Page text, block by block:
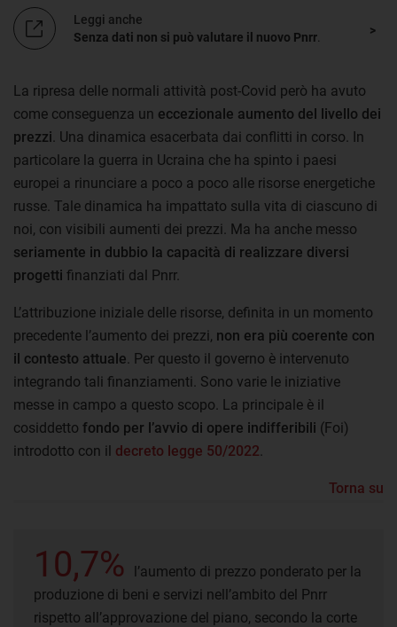
Leggi anche
Senza dati non si può valutare il nuovo Pnrr
La ripresa delle normali attività post-Covid però ha avuto
come conseguenza un eccezionale aumento del livello dei
prezzi . Una dinamica esacerbata dai conflitti in corso. In
particolare la guerra in Ucraina che ha spinto i paesi
europei a rinunciare a poco a poco alle risorse energetiche
russe. Tale dinamica ha impattato sulla vita di ciascuno di
noi, con visibili aumenti dei prezzi. Ma ha anche messo
seriamente in dubbio la capacità di realizzare diversi
progetti finanziati dal Pnrr.
L’attribuzione iniziale delle risorse, definita in un momento
precedente l’aumento dei prezzi, non era più coerente con
il contesto attuale . Per questo il governo è intervenuto
integrando tali finanziamenti. Sono varie le iniziative
messe in campo a questo scopo. La principale è il
cosiddetto fondo per l’avvio di opere indifferibili (Foi)
introdotto con il decreto legge 50/2022
Torna su
10,7%
l’aumento di prezzo ponderato per la
produzione di beni e servizi nell’ambito del Pnrr
rispetto all’approvazione del piano, secondo la corte